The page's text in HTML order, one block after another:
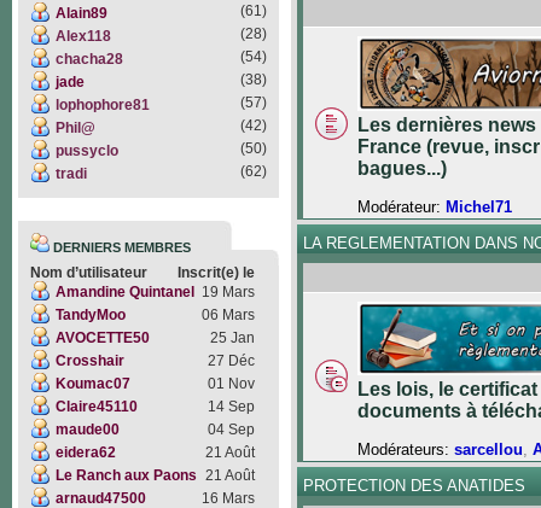
Alain89
(61)
Alex118
(28)
chacha28
(54)
jade
(38)
lophophore81
(57)
Phil@
(42)
pussyclo
(50)
tradi
(62)
DERNIERS MEMBRES
Nom d’utilisateur
Inscrit(e) le
Amandine Quintanel
19 Mars
TandyMoo
06 Mars
AVOCETTE50
25 Jan
Crosshair
27 Déc
Koumac07
01 Nov
Claire45110
14 Sep
maude00
04 Sep
eidera62
21 Août
Le Ranch aux Paons 21 Août
arnaud47500
16 Mars
Les dernières
France (revue,
bagues...)
Modérateur: Michel71
LA REGLEMENTATION DANS
Les lois, le
documents à
Modérateurs: sarcellou,
PROTECTION DES ANATIDES